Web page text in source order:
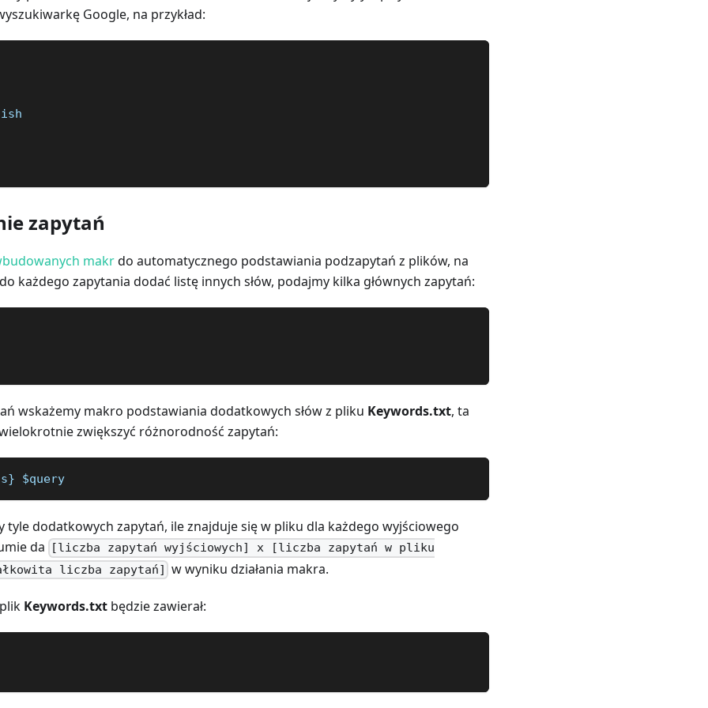
Google, na przykład:
zapytań
makrdo automatycznego podstawiania podzapytań z plików, na
każdego zapytania dodać listę innych słów, podajmy kilka głównych zapytań:
wskażemy makro podstawiania dodatkowych słów z pliku Keywords.txt, ta
zwiększyć różnorodność zapytań:
$query
tyle dodatkowych zapytań, ile znajduje się w pliku dla każdego wyjściowego
da
[liczba zapytań wyjściowych] x [liczba zapytań w pliku
liczba zapytań] w wyniku działania makra.
Keywords.txt będzie zawierał: